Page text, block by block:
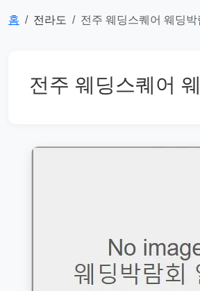
홈 전라도 전주 웨딩스퀘어 웨딩박
전주 웨딩스퀘어